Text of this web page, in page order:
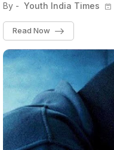
By - Youth India Times
Read Now